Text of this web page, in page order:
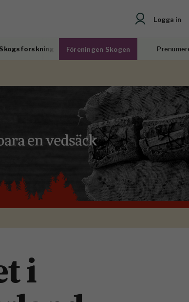
Logga in
Föreningen Skogen
i